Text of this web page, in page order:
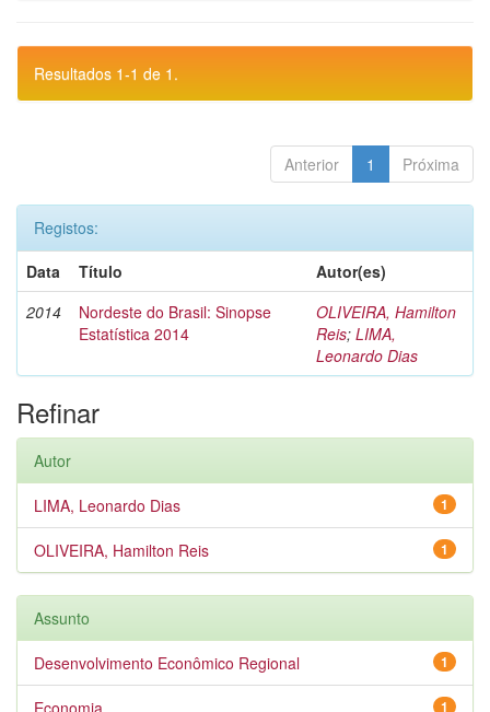
Resultados 1-1 de 1.
Anterior 1 Próxima
Registos:
Data
Título
Autor(es)
2014
Nordeste do Brasil: Sinopse
Estatística 2014
OLIVEIRA, Hamilton
Reis; LIMA,
Leonardo Dias
Refinar
Autor
1
LIMA, Leonardo Dias
1
OLIVEIRA, Hamilton Reis
Assunto
1
Desenvolvimento Econômico Regional
1
Economia